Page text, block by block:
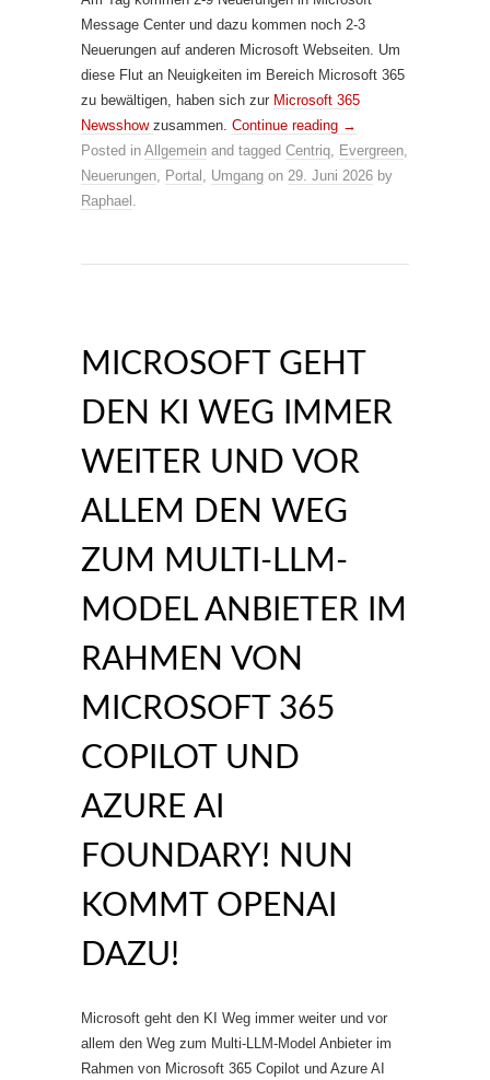
Message Center und dazu kommen noch 2-3
Neuerungen auf anderen Microsoft Webseiten. Um
diese Flut an Neuigkeiten im Bereich Microsoft 365
zu bewältigen, haben sich zur Microsoft 365
Newsshow zusammen. Continue reading →
Posted in Allgemein and tagged Centriq, Evergreen,
Neuerungen, Portal , Umgang on 29. Juni 2026 by
Raphael .
MICROSOFT GEHT
DEN KI WEG IMMER
WEITER UND VOR
ALLEM DEN WEG
ZUM MULTI-LLM-
MODEL ANBIETER IM
RAHMEN VON
MICROSOFT 365
COPILOT UND
AZURE AI
FOUNDARY! NUN
KOMMT OPENAI
DAZU!
Microsoft geht den KI Weg immer weiter und vor
allem den Weg zum Multi-LLM-Model Anbieter im
Rahmen von Microsoft 365 Copilot und Azure AI